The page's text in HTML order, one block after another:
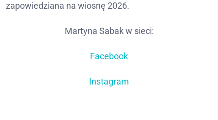
zapowiedziana na wiosnę 2026.
Martyna Sabak w sieci:
Facebook
Instagram